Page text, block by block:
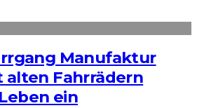
Manufaktur
alten Fahrrädern
ein